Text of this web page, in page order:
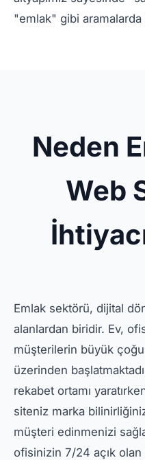
"emlak" gibi aramalarda
Neden
Web
Emlak sektörü, dijital
alanlardan biridir. Ev,
müşterilerin büyük
üzerinden
rekabet ortamı
siteniz marka
müşteri edinmenizi
ofisinizin 7/24 açık olan